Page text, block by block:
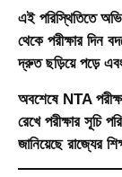
এই পরিস্থিতিতে
থেকে পরীক্ষার দিন
দ্রুত ছড়িয়ে পড়ে
অবশেষে NTA
রেখে পরীক্ষার সূচি
জানিয়েছে রাজ্যের